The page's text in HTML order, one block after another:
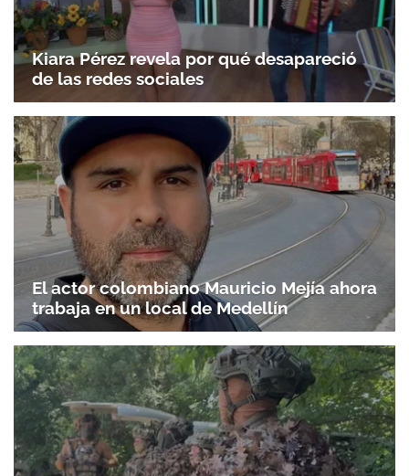
Kiara Pérez revela por qué desapareció
de las redes sociales
El actor colombiano Mauricio Mejía ahora
trabaja en un local de Medellín